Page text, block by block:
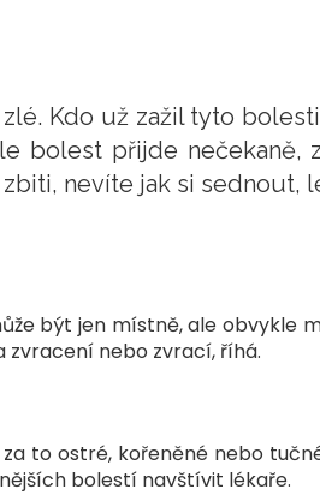
Kdo už zažil tyto
bolest přijde nečekaně,
nevíte jak si sednout,
být jen místně, ale obvykle
zvracení nebo zvrací, říhá.
to ostré, kořeněné nebo
bolestí navštívit lékaře.